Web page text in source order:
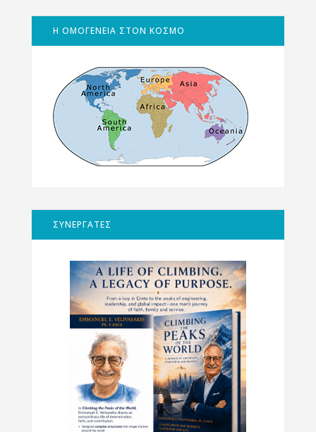
Η ΟΜΟΓΕΝΕΙΑ ΣΤΟΝ ΚΟΣΜΟ
ΣΥΝΕΡΓΑΤΕΣ